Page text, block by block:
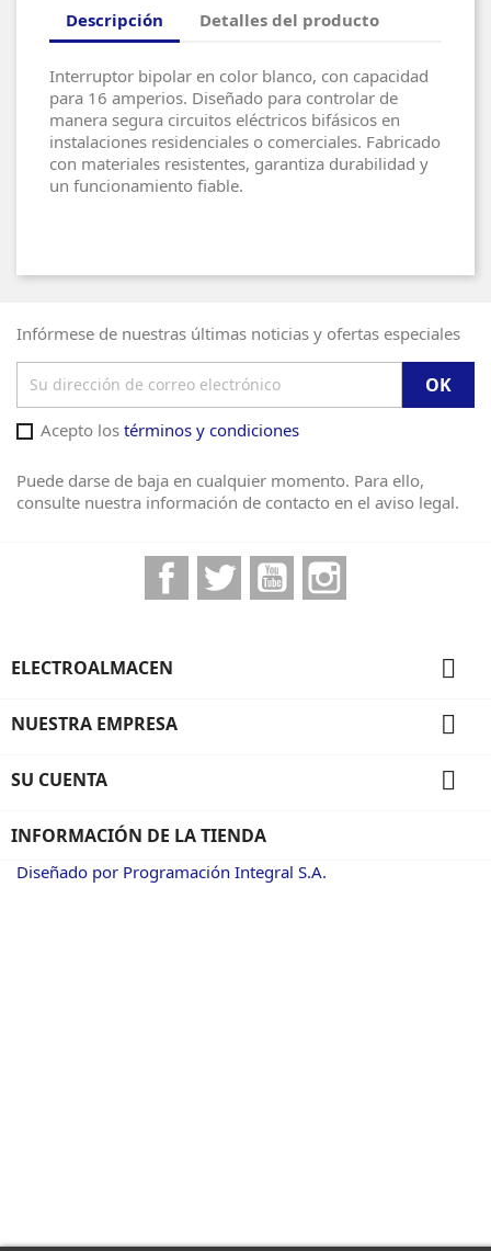
Descripción Detalles del producto
Interruptor bipolar en color blanco, con capacidad
para 16 amperios. Diseñado para controlar de
manera segura circuitos eléctricos bifásicos en
instalaciones residenciales o comerciales. Fabricado
con materiales resistentes, garantiza durabilidad y
un funcionamiento fiable.
Infórmese de nuestras últimas noticias y ofertas especiales
Acepto los términos y condiciones
Puede darse de baja en cualquier momento. Para ello,
consulte nuestra información de contacto en el aviso legal.
FacebookTwitter YouTube
ELECTROALMACEN 
NUESTRA EMPRESA 
SU CUENTA 
INFORMACIÓN DE LA TIENDA
Diseñado por Programación Integral S.A.